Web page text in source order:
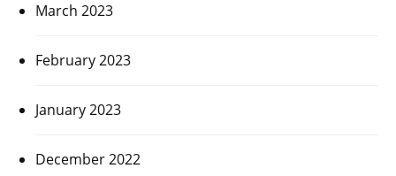
March 2023
February 2023
January 2023
December 2022